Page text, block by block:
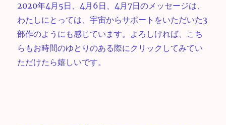
2020年4月5日、4月6日、4月7日のメッセージは、
わたしにとっては、宇宙からサポートをいただいた3
部作のようにも感じています。よろしければ、こち
らもお時間のゆとりのある際にクリックしてみてい
ただけたら嬉しいです。